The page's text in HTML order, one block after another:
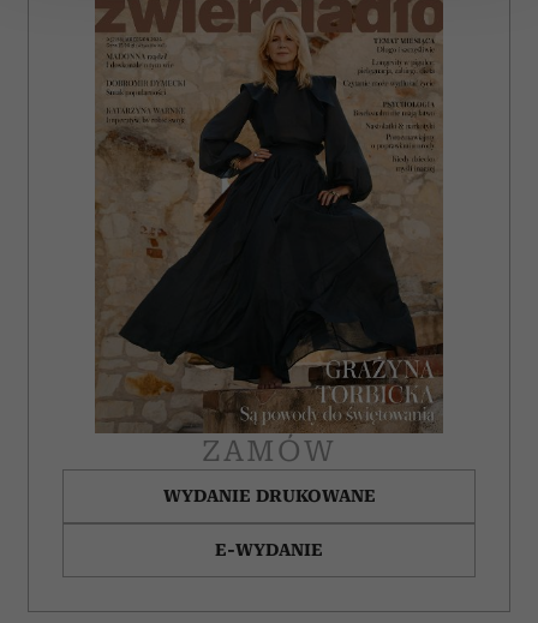
Wykorzystujemy pliki cookie do spersonalizowania treści
i reklam, aby oferować funkcje społecznościowe i
analizować ruch w naszej witrynie. Informacje o tym, jak
korzystasz z naszej witryny, udostępniamy partnerom
społecznościowym, reklamowym i analitycznym.
Partnerzy mogą połączyć te informacje z innymi danymi
otrzymanymi od Ciebie lub uzyskanymi podczas
korzystania z ich usług.
ZAMÓW
WYDANIE DRUKOWANE
E-WYDANIE